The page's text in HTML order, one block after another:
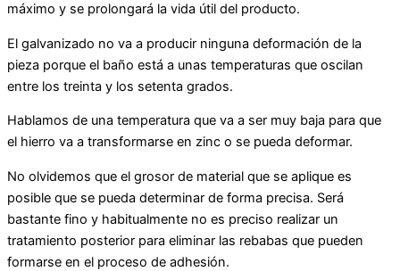
máximo y se prolongará la vida útil del producto.
El galvanizado no va a producir ninguna deformación de la
pieza porque el baño está a unas temperaturas que oscilan
entre los treinta y los setenta grados.
Hablamos de una temperatura que va a ser muy baja para que
el hierro va a transformarse en zinc o se pueda deformar.
No olvidemos que el grosor de material que se aplique es
posible que se pueda determinar de forma precisa. Será
bastante fino y habitualmente no es preciso realizar un
tratamiento posterior para eliminar las rebabas que pueden
formarse en el proceso de adhesión.